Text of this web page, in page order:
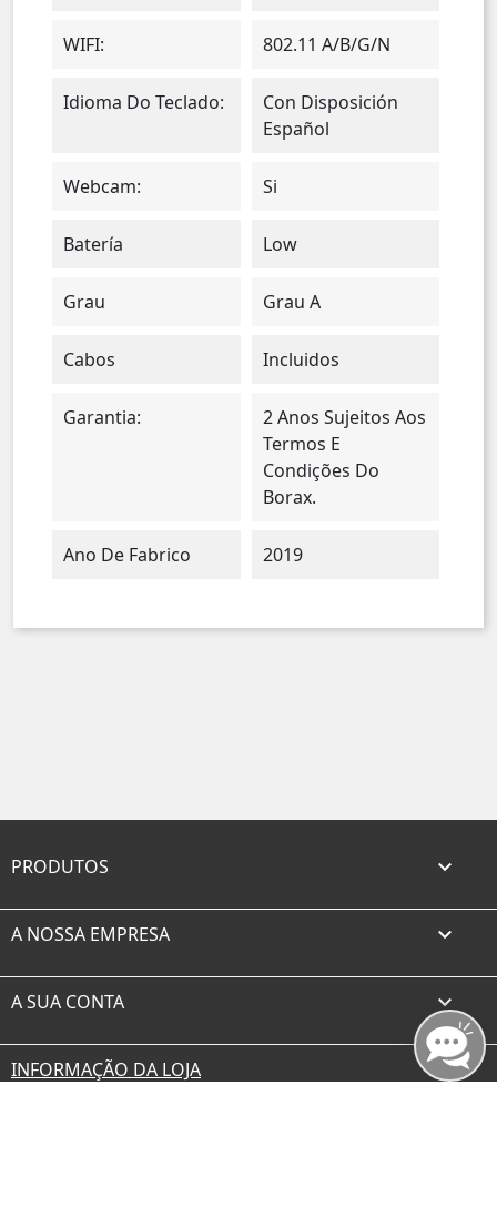
WIFI: 802.11 A/b/g/n
Idioma Do Teclado:
Con Disposición
Español
Webcam: Si
Batería Low
Grau Grau A
Cabos Incluidos
Garantia:
2 Anos Sujeitos Aos
Termos E
Condições Do
Borax.
Ano De Fabrico 2019
PRODUTOS 
A NOSSA EMPRESA 
A SUA CONTA 
INFORMAÇÃO DA LOJA